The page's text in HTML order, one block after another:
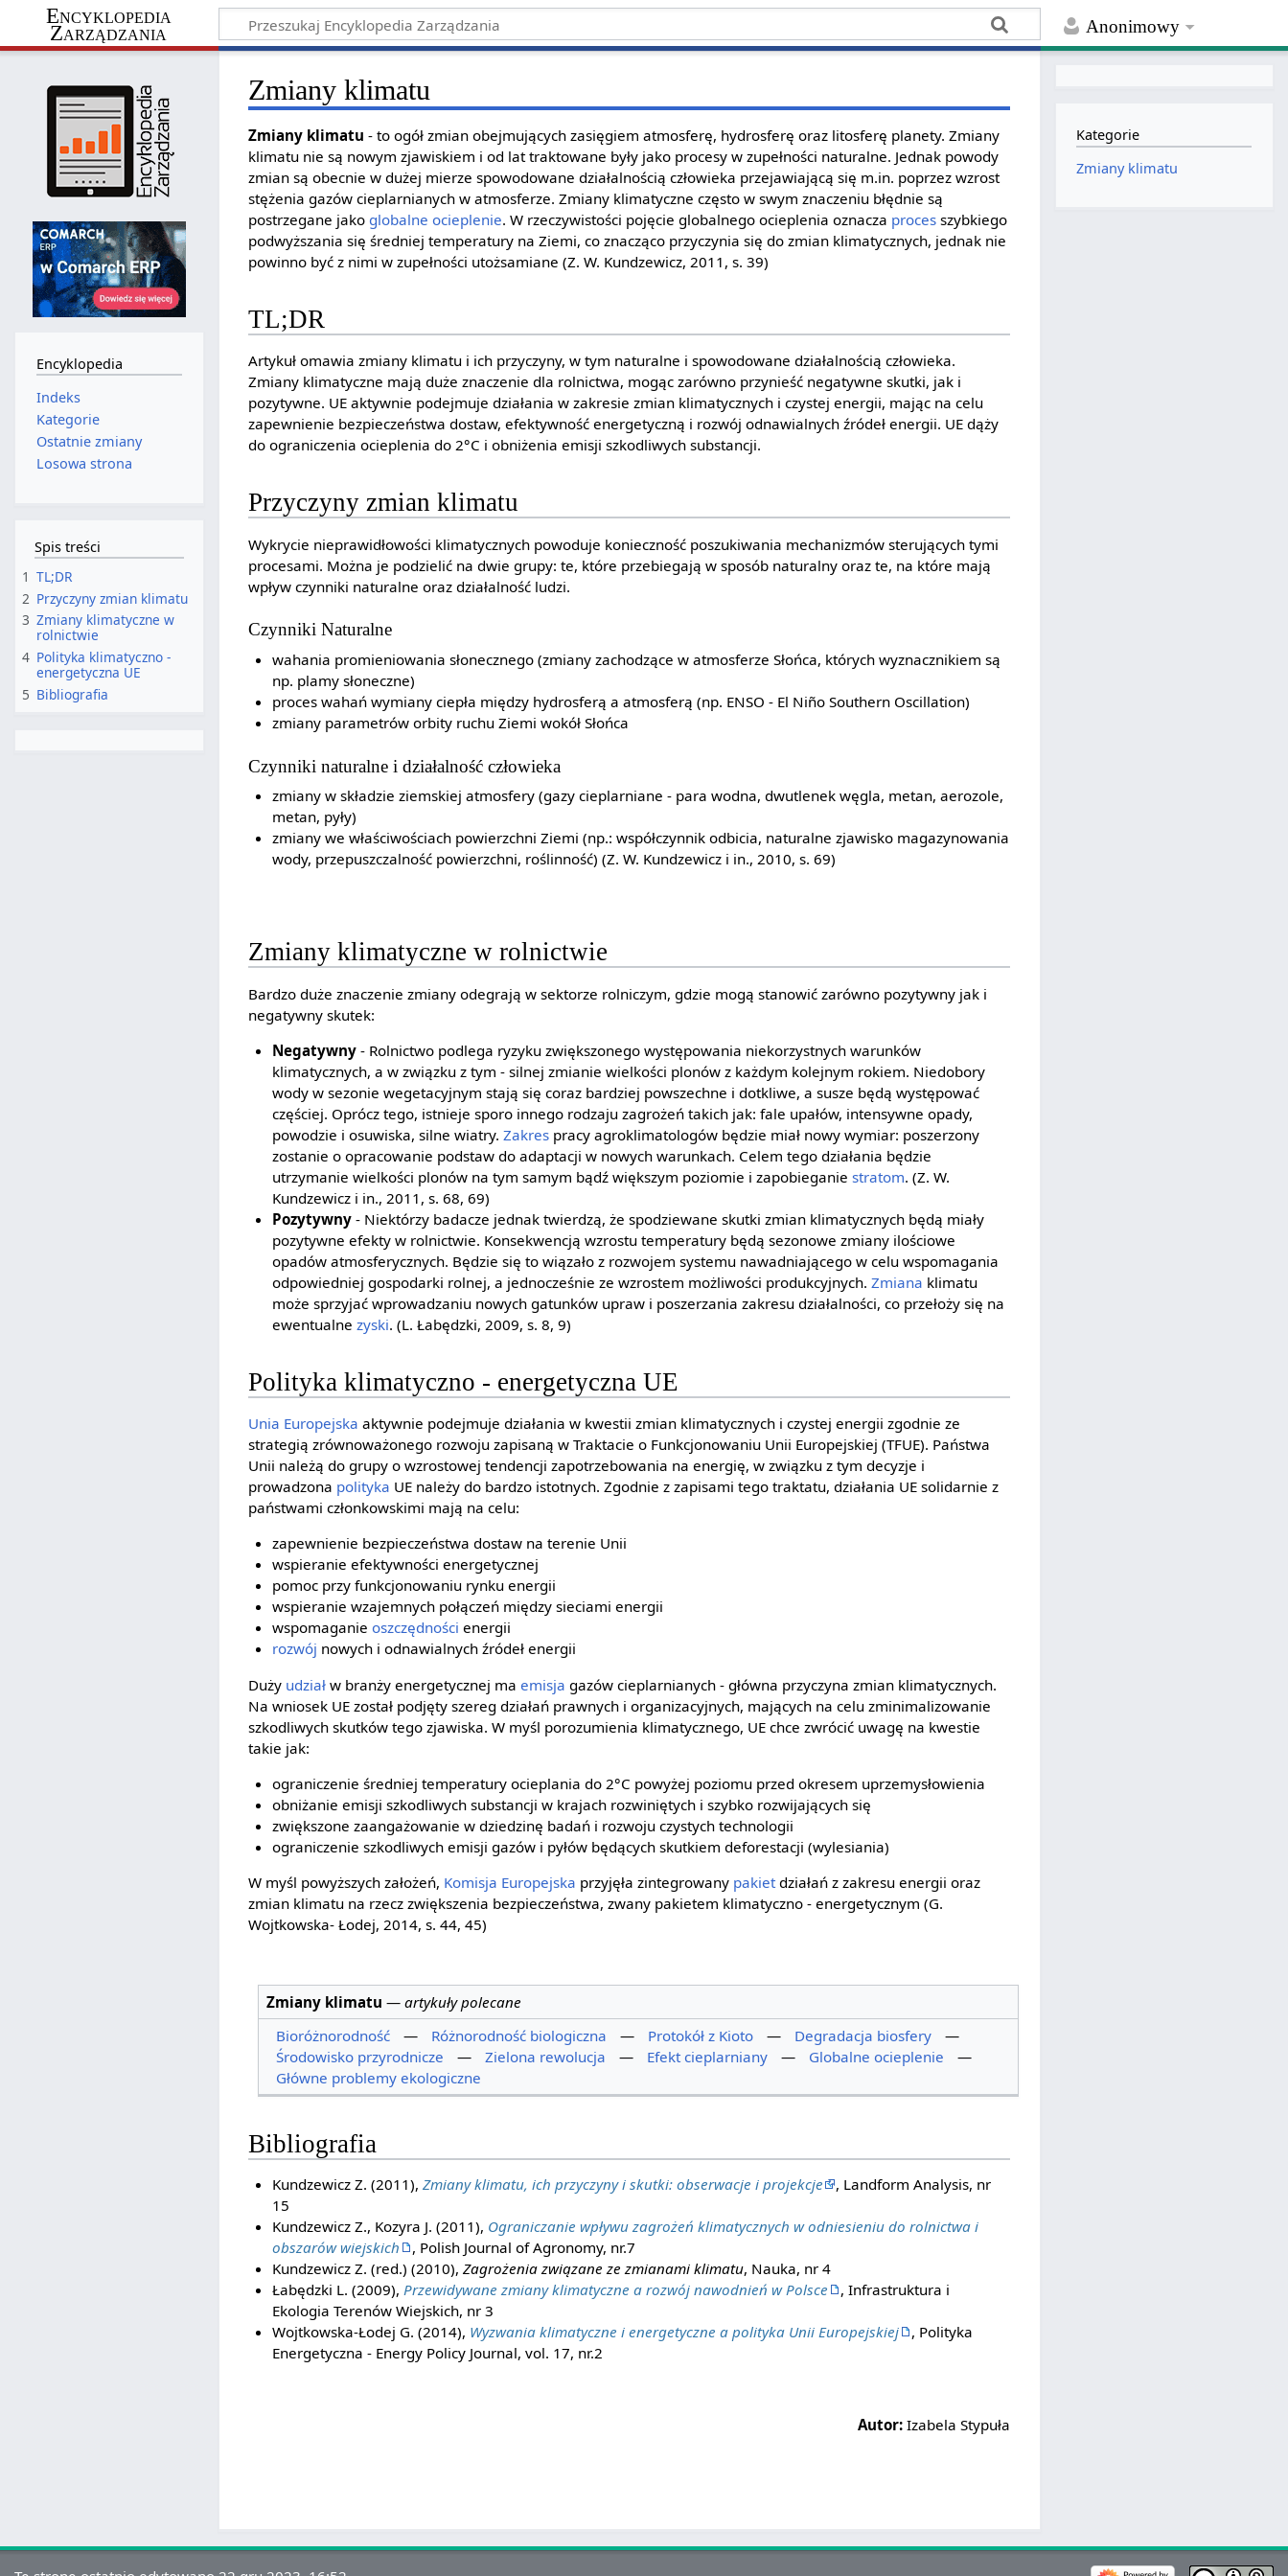
Anonimowy
Encyklopedia
Zarządzania
Zmiany klimatu
Zmiany klimatu - to ogół zmian obejmujących zasięgiem atmosferę, hydrosferę oraz litosferę planety. Zmiany
klimatu nie są nowym zjawiskiem i od lat traktowane były jako procesy w zupełności naturalne. Jednak powody
zmian są obecnie w dużej mierze spowodowane działalnością człowieka przejawiającą się m.in. poprzez wzrost
stężenia gazów cieplarnianych w atmosferze. Zmiany klimatyczne często w swym znaczeniu błędnie są
postrzegane jako globalne ocieplenie. W rzeczywistości pojęcie globalnego ocieplenia oznacza proces szybkiego
podwyższania się średniej temperatury na Ziemi, co znacząco przyczynia się do zmian klimatycznych, jednak nie
powinno być z nimi w zupełności utożsamiane (Z. W. Kundzewicz, 2011, s. 39)
TL;DR
Artykuł omawia zmiany klimatu i ich przyczyny, w tym naturalne i spowodowane działalnością człowieka.
Zmiany klimatyczne mają duże znaczenie dla rolnictwa, mogąc zarówno przynieść negatywne skutki, jak i
pozytywne. UE aktywnie podejmuje działania w zakresie zmian klimatycznych i czystej energii, mając na celu
zapewnienie bezpieczeństwa dostaw, efektywność energetyczną i rozwój odnawialnych źródeł energii. UE dąży
do ograniczenia ocieplenia do 2°C i obniżenia emisji szkodliwych substancji.
Przyczyny zmian klimatu
Wykrycie nieprawidłowości klimatycznych powoduje konieczność poszukiwania mechanizmów sterujących tymi
procesami. Można je podzielić na dwie grupy: te, które przebiegają w sposób naturalny oraz te, na które mają
wpływ czynniki naturalne oraz działalność ludzi.
Czynniki Naturalne
wahania promieniowania słonecznego (zmiany zachodzące w atmosferze Słońca, których wyznacznikiem są
np. plamy słoneczne)
proces wahań wymiany ciepła między hydrosferą a atmosferą (np. ENSO - El Niño Southern Oscillation)
zmiany parametrów orbity ruchu Ziemi wokół Słońca
Czynniki naturalne i działalność człowieka
zmiany w składzie ziemskiej atmosfery (gazy cieplarniane - para wodna, dwutlenek węgla, metan, aerozole,
metan, pyły)
zmiany we właściwościach powierzchni Ziemi (np.: współczynnik odbicia, naturalne zjawisko magazynowania
wody, przepuszczalność powierzchni, roślinność) (Z. W. Kundzewicz i in., 2010, s. 69)
Zmiany klimatyczne w rolnictwie
Bardzo duże znaczenie zmiany odegrają w sektorze rolniczym, gdzie mogą stanowić zarówno pozytywny jak i
negatywny skutek:
Negatywny- Rolnictwo podlega ryzyku zwiększonego występowania niekorzystnych warunków
klimatycznych, a w związku z tym - silnej zmianie wielkości plonów z każdym kolejnym rokiem. Niedobory
wody w sezonie wegetacyjnym stają się coraz bardziej powszechne i dotkliwe, a susze będą występować
częściej. Oprócz tego, istnieje sporo innego rodzaju zagrożeń takich jak: fale upałów, intensywne opady,
powodzie i osuwiska, silne wiatry. Zakrespracy agroklimatologów będzie miał nowy wymiar: poszerzony
zostanie o opracowanie podstaw do adaptacji w nowych warunkach. Celem tego działania będzie
utrzymanie wielkości plonów na tym samym bądź większym poziomie i zapobieganie stratom. (Z. W.
Kundzewicz i in., 2011, s. 68, 69)
Pozytywny- Niektórzy badacze jednak twierdzą, że spodziewane skutki zmian klimatycznych będą miały
pozytywne efekty w rolnictwie. Konsekwencją wzrostu temperatury będą sezonowe zmiany ilościowe
opadów atmosferycznych. Będzie się to wiązało z rozwojem systemu nawadniającego w celu wspomagania
odpowiedniej gospodarki rolnej, a jednocześnie ze wzrostem możliwości produkcyjnych. Zmiana klimatu
może sprzyjać wprowadzaniu nowych gatunków upraw i poszerzania zakresu działalności, co przełoży się na
ewentualne zyski. (L. Łabędzki, 2009, s. 8, 9)
Polityka klimatyczno - energetyczna UE
Unia Europejska aktywnie podejmuje działania w kwestii zmian klimatycznych i czystej energii zgodnie ze
strategią zrównoważonego rozwoju zapisaną w Traktacie o Funkcjonowaniu Unii Europejskiej (TFUE). Państwa
Unii należą do grupy o wzrostowej tendencji zapotrzebowania na energię, w związku z tym decyzje i
prowadzona polityka UE należy do bardzo istotnych. Zgodnie z zapisami tego traktatu, działania UE solidarnie z
państwami członkowskimi mają na celu:
zapewnienie bezpieczeństwa dostaw na terenie Unii
wspieranie efektywności energetycznej
pomoc przy funkcjonowaniu rynku energii
wspieranie wzajemnych połączeń między sieciami energii
wspomaganie oszczędności energii
rozwój nowych i odnawialnych źródeł energii
Duży udział w branży energetycznej maemisja gazów cieplarnianych - główna przyczyna zmian klimatycznych.
Na wniosek UE został podjęty szereg działań prawnych i organizacyjnych, mających na celu zminimalizowanie
szkodliwych skutków tego zjawiska. W myśl porozumienia klimatycznego, UE chce zwrócić uwagę na kwestie
takie jak:
ograniczenie średniej temperatury ocieplania do 2°C powyżej poziomu przed okresem uprzemysłowienia
obniżanie emisji szkodliwych substancji w krajach rozwiniętych i szybko rozwijających się
zwiększone zaangażowanie w dziedzinę badań i rozwoju czystych technologii
ograniczenie szkodliwych emisji gazów i pyłów będących skutkiem deforestacji (wylesiania)
W myśl powyższych założeń, Komisja Europejska przyjęła zintegrowany pakiet działań z zakresu energii oraz
zmian klimatu na rzecz zwiększenia bezpieczeństwa, zwany pakietem klimatyczno - energetycznym (G.
Wojtkowska- Łodej, 2014, s. 44, 45)
Zmiany klimatu — artykuły polecane
Bioróżnorodność
— Różnorodność biologiczna — Protokół z Kioto — Degradacja biosfery
—
Środowisko przyrodnicze
— Zielona rewolucja — Efekt cieplarniany — Globalne ocieplenie
—
Główne problemy ekologiczne
Bibliografia
Kundzewicz Z. (2011), Zmiany klimatu, ich przyczyny i skutki: obserwacje i projekcje
, Landform Analysis, nr
15
Kundzewicz Z., Kozyra J. (2011), Ograniczanie wpływu zagrożeń klimatycznych w odniesieniu do rolnictwa i
obszarów wiejskich
, Polish Journal of Agronomy, nr.7
Kundzewicz Z. (red.) (2010), Zagrożenia związane ze zmianami klimatu, Nauka, nr 4
Łabędzki L. (2009), Przewidywane zmiany klimatyczne a rozwój nawodnień w Polsce
, Infrastruktura i
Ekologia Terenów Wiejskich, nr 3
Wojtkowska-Łodej G. (2014), Wyzwania klimatyczne i energetyczne a polityka Unii Europejskiej
, Polityka
Energetyczna - Energy Policy Journal, vol. 17, nr.2
Autor: Izabela Stypuła
Encyklopedia
Indeks
Kategorie
Ostatnie zmiany
Losowa strona
Spis treści
1 TL;DR
2 Przyczyny zmian klimatu
3 Zmiany klimatyczne w
rolnictwie
4 Polityka klimatyczno -
energetyczna UE
5 Bibliografia
Kategorie
Zmiany klimatu